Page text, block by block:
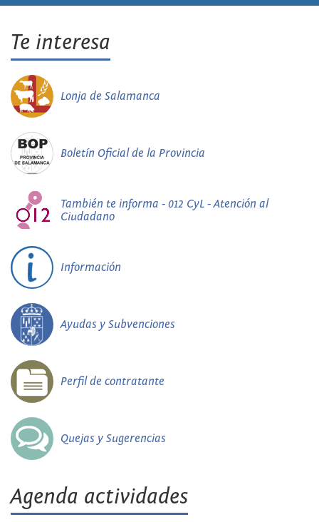
Te interesa
Lonja de Salamanca
Boletín Oficial de la Provincia
También te informa - 012 CyL - Atención al
Ciudadano
Información
Ayudas y Subvenciones
Perfil de contratante
Quejas y Sugerencias
Agenda actividades